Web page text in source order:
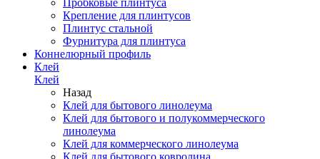
Пробковые плинтуса
Крепление для плинтусов
Плинтус стальной
Фурнитура для плинтуса
Коннелюрный профиль
Клей
Клей
Назад
Клей для бытового линолеума
Клей для бытового и полукоммерческого
линолеума
Клей для коммерческого линолеума
Клей для бытового ковролина